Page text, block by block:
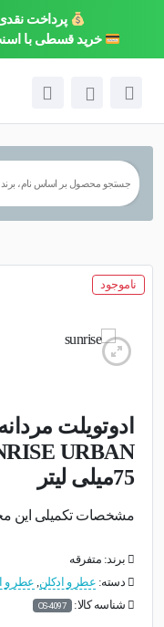
پرداخت نقدی با
خرید قسطی با اسنپ‌پی = ×
ناموجود
ادوتویلت
75میلی لیتر
مشخصات تکمیلی این
برند: متفرقه
دسته: عطر و ادکلن, عطر و
شناسه کالا: OS-4097